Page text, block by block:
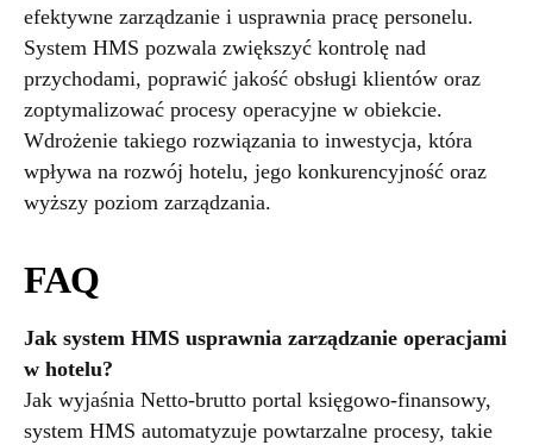
efektywne zarządzanie i usprawnia pracę personelu.
System HMS pozwala zwiększyć kontrolę nad
przychodami, poprawić jakość obsługi klientów oraz
zoptymalizować procesy operacyjne w obiekcie.
Wdrożenie takiego rozwiązania to inwestycja, która
wpływa na rozwój hotelu, jego konkurencyjność oraz
wyższy poziom zarządzania.
FAQ
Jak system HMS usprawnia zarządzanie operacjami
w hotelu?
Jak wyjaśnia Netto-brutto portal księgowo-finansowy,
system HMS automatyzuje powtarzalne procesy, takie